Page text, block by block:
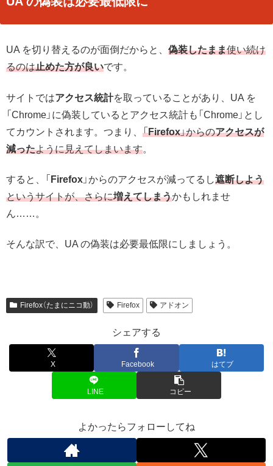
UA を切り替えるのが面倒だからと、 偽装したまま使い続け
るのは止めた方が良いです。
サイトではアクセス統計を取っていることがあり、UA を
「Chrome」に偽装しているとアクセス統計も「Chrome」とし
てカウントされます。つまり、 「Firefox」からのアクセスが
減ったように見えてしまいます。
すると、「 Firefox 」からのアクセスが減ってるし遮断しよう
というサイトが、さらに増えてしまうかもしれませ
ん……。
そんな訳で、UA の偽装は必要最低限にしましょう。
Firefox（たまにニコ動） Firefox アドオン
シェアする
X Facebook はてブ
LINE コピー
よかったらフォローしてね